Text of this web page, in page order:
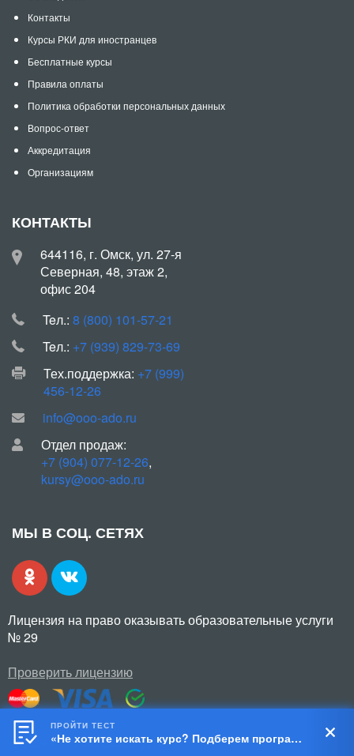
Контакты
Курсы РКИ для иностранцев
Бесплатные курсы
Правила оплаты
Политика обработки персональных данных
Вопрос-ответ
Аккредитация
Организациям
КОНТАКТЫ
644116, г. Омск, ул. 27-я
Северная, 48, этаж 2,
офис 204
Teл.: 8 (800) 101-57-21
Teл.: +7 (939) 829-73-69
Тех.поддержка: +7 (999)
456-12-26
info@ooo-ado.ru
Отдел продаж:
+7 (904) 077-12-26,
kursy@ooo-ado.ru
МЫ В СОЦ. СЕТЯХ
Лицензия на право оказывать образовательные услуги
№ 29
Проверить лицензию
© 2026 ООО «Академия ДО»
ПРОЙТИ ТЕСТ
«Не хотите искать курс? Подберем программу за 5 шагов!»